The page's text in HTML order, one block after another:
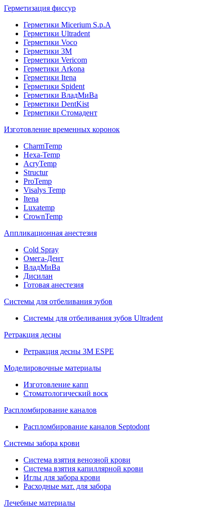
Герметизация фиссур
Герметики Micerium S.p.A
Герметики Ultradent
Герметики Voco
Герметики 3M
Герметики Vericom
Герметики Arkona
Герметики Itena
Герметики Spident
Герметики ВладМиВа
Герметики DentKist
Герметики Стомадент
Изготовление временных коронок
CharmTemp
Hexa-Temp
AcryTemp
Structur
ProTemp
Visalys Temp
Itena
Luxatemp
CrownTemp
Аппликационная анестезия
Cold Spray
Омега-Дент
ВладМиВа
Дисилан
Готовая анестезия
Системы для отбеливания зубов
Системы для отбеливания зубов Ultradent
Ретракция десны
Ретракция десны 3M ESPE
Моделировочные материалы
Изготовление капп
Стоматологический воск
Распломбирование каналов
Распломбирование каналов Septodont
Системы забора крови
Система взятия венозной крови
Система взятия капиллярной крови
Иглы для забора крови
Расходные мат. для забора
Лечебные материалы